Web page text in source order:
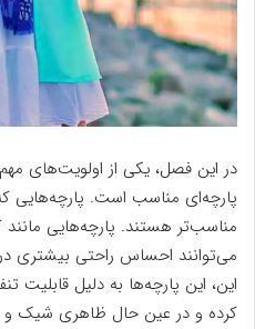
در این فصل، یکی از اولویت‌های
پارچه‌ای مناسب است. پارچه‌هایی
مناسب‌تر هستند. پارچه‌هایی مانند
می‌توانند احساس راحتی بیشتری
این، این پارچه‌ها به دلیل قابلیت
کرده و در عین حال ظاهری شیک و